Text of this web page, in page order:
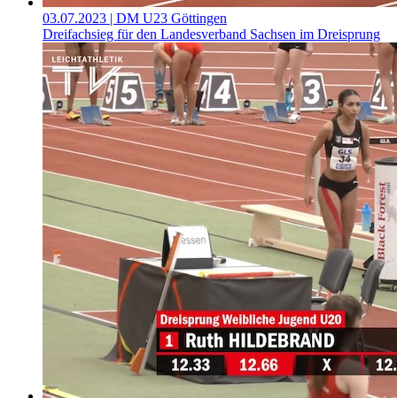
03.07.2023 | DM U23 Göttingen
Dreifachsieg für den Landesverband Sachsen im Dreisprung